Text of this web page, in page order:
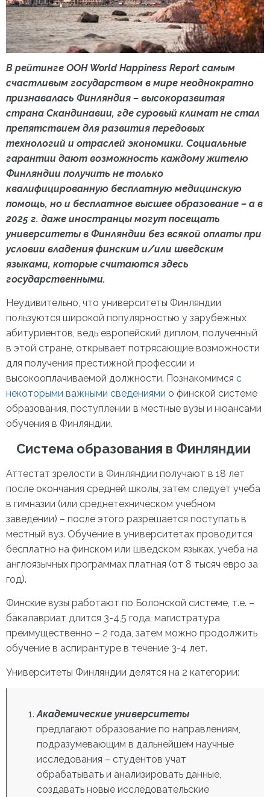
В рейтинге ООН World Happiness Report самым
счастливым государством в мире неоднократно
признавалась Финляндия – высокоразвитая
страна Скандинавии, где суровый климат не стал
препятствием для развития передовых
технологий и отраслей экономики. Социальные
гарантии дают возможность каждому жителю
Финляндии получить не только
квалифицированную бесплатную медицинскую
помощь, но и бесплатное высшее образование – а в
2025 г. даже иностранцы могут посещать
университеты в Финляндии без всякой оплаты при
условии владения финским и/или шведским
языками, которые считаются здесь
государственными.
Неудивительно, что университеты Финляндии
пользуются широкой популярностью у зарубежных
абитуриентов, ведь европейский диплом, полученный
в этой стране, открывает потрясающие возможности
для получения престижной профессии и
высокооплачиваемой должности. Познакомимся с
некоторыми важными сведениями о финской системе
образования, поступлении в местные вузы и нюансами
обучения в Финляндии.
Система образования в Финляндии
Аттестат зрелости в Финляндии получают в 18 лет
после окончания средней школы, затем следует учеба
в гимназии (или среднетехническом учебном
заведении) – после этого разрешается поступать в
местный вуз. Обучение в университетах проводится
бесплатно на финском или шведском языках, учеба на
англоязычных программах платная (от 8 тысяч евро за
год).
Финские вузы работают по Болонской системе, т.е. –
бакалавриат длится 3-4,5 года, магистратура
преимущественно – 2 года, затем можно продолжить
обучение в аспирантуре в течение 3-4 лет.
Университеты Финляндии делятся на 2 категории:
Академические университеты
предлагают образование по направлениям,
подразумевающим в дальнейшем научные
исследования – студентов учат
обрабатывать и анализировать данные,
создавать новые исследовательские